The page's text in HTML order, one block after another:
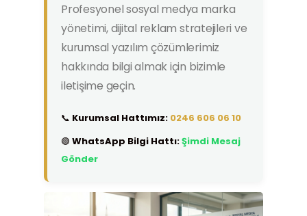
Profesyonel sosyal medya marka
yönetimi, dijital reklam stratejileri ve
kurumsal yazılım çözümlerimiz
hakkında bilgi almak için bizimle
iletişime geçin.
📞 Kurumsal Hattımız: 0246 606 06 10
🟢 WhatsApp Bilgi Hattı:Şimdi Mesaj
Gönder